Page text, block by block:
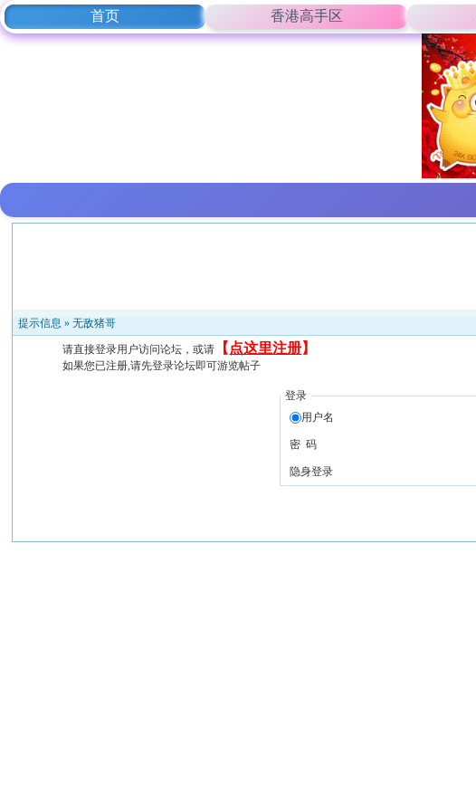
首页 香港高手区
提示信息 »无敌猪哥
请直接登录用户访问论坛，或请 【 点这里注册】
如果您已注册,请先登录论坛即可游览帖子
登录
用户名
密 码
隐身登录